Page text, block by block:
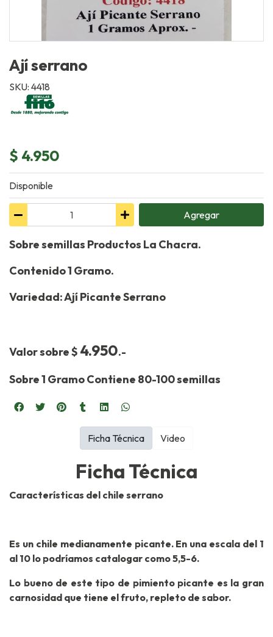
Ají serrano
SKU: 4418
$ 4.950
Disponible
Agregar
Sobre semillas Productos La Chacra.
Contenido 1 Gramo.
Variedad: Ají Picante Serrano
Valor sobre $ 4.950.-
Sobre 1 Gramo Contiene 80-100 semillas
Ficha Técnica
Características del chile serrano
Es un chile medianamente picante. En una escala del 1
al 10 lo podríamos catalogar como 5,5-6.
Lo bueno de este tipo de pimiento picante es la gran
carnosidad que tiene el fruto, repleto de sabor.
Ficha Técnica Video